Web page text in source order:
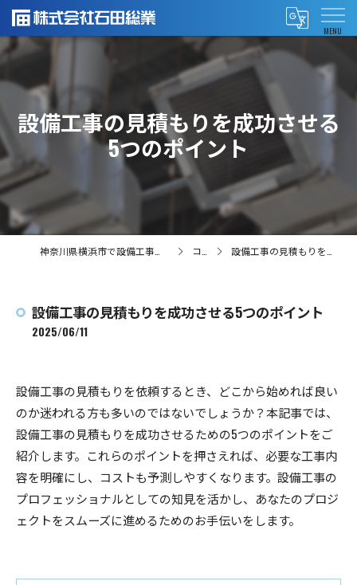
設備工事の見積もりを成功させる
5つのポイント
コラム 設備工事の見積もりを成功させる5つのポイント
設備工事の見積もりを成功させる5つのポイント
2025/06/11
設備工事の見積もりを依頼するとき、どこから始めれば良い
のか迷われる方も多いのではないでしょうか？本記事では、
設備工事の見積もりを成功させるための5つのポイントをご
紹介します。これらのポイントを押さえれば、必要な工事内
容を明確にし、コストも予測しやすくなります。設備工事の
プロフェッショナルとしての知見を活かし、あなたのプロジ
ェクトをスムーズに進めるためのお手伝いをします。